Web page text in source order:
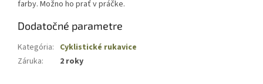
farby. Možno ho prať v práčke.
Dodatočné parametre
Kategória: Cyklistické rukavice
Záruka: 2 roky